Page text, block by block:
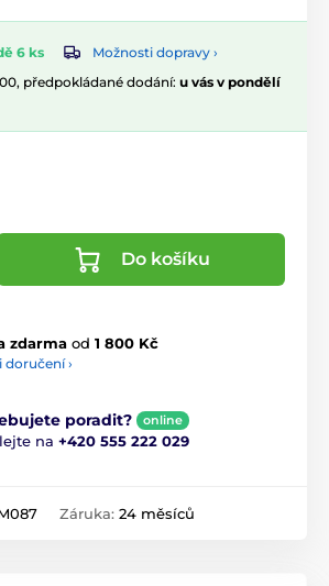
6 ks
Možnosti dopravy ›
předpokládané dodání: u vás v pondělí
Do košíku
zdarma od 1 800 Kč
doručení ›
poradit? online
na +420 555 222 029
Záruka: 24 měsíců